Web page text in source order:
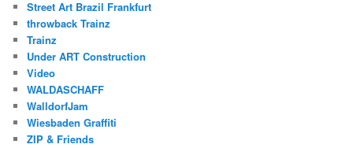
Street Art Brazil Frankfurt
throwback Trainz
Trainz
Under ART Construction
Video
WALDASCHAFF
WalldorfJam
Wiesbaden Graffiti
ZIP & Friends